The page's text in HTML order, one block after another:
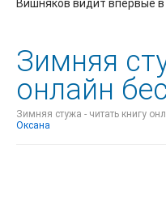
Вишняков видит впервые
Зимняя
онлайн
Зимняя стужа - читать книгу
Оксана